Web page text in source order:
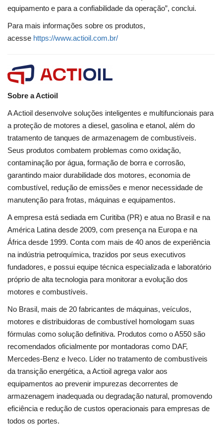
equipamento e para a confiabilidade da operação”, conclui.
Para mais informações sobre os produtos,
acesse https://www.actioil.com.br/
Sobre a Actioil
A Actioil desenvolve soluções inteligentes e multifuncionais para
a proteção de motores a diesel, gasolina e etanol, além do
tratamento de tanques de armazenagem de combustíveis.
Seus produtos combatem problemas como oxidação,
contaminação por água, formação de borra e corrosão,
garantindo maior durabilidade dos motores, economia de
combustível, redução de emissões e menor necessidade de
manutenção para frotas, máquinas e equipamentos.
A empresa está sediada em Curitiba (PR) e atua no Brasil e na
América Latina desde 2009, com presença na Europa e na
África desde 1999. Conta com mais de 40 anos de experiência
na indústria petroquímica, trazidos por seus executivos
fundadores, e possui equipe técnica especializada e laboratório
próprio de alta tecnologia para monitorar a evolução dos
motores e combustíveis.
No Brasil, mais de 20 fabricantes de máquinas, veículos,
motores e distribuidoras de combustível homologam suas
fórmulas como solução definitiva. Produtos como o A550 são
recomendados oficialmente por montadoras como DAF,
Mercedes-Benz e Iveco. Líder no tratamento de combustíveis
da transição energética, a Actioil agrega valor aos
equipamentos ao prevenir impurezas decorrentes de
armazenagem inadequada ou degradação natural, promovendo
eficiência e redução de custos operacionais para empresas de
todos os portes.